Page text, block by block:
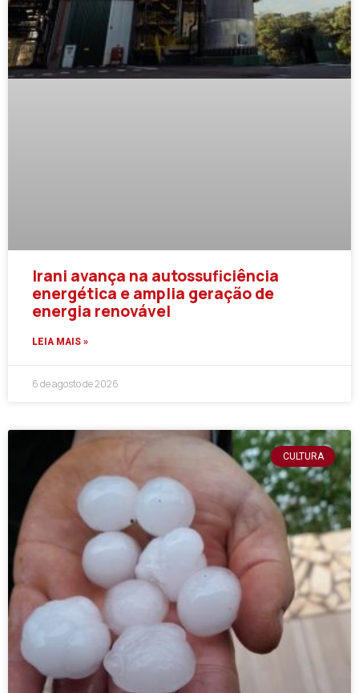
Irani avança na autossuficiência
energética e amplia geração de
energia renovável
LEIA MAIS »
6 de agosto de 2026
CULTURA